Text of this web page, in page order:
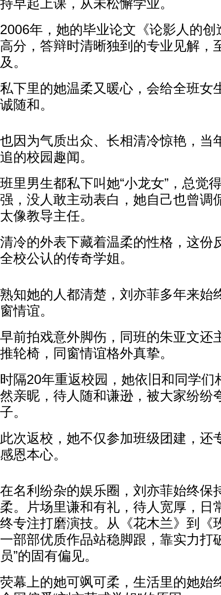
持早起上课，从未松懈学业。
2006年，她的毕业论文《论影人的
高分，答辩时清晰独到的专业见解，
及。
私下里的她温柔又暖心，会给全班女
诚随和。
也因为气质出众、长相清冷惊艳，当
追的校园趣闻。
班里男生都私下叫她“小龙女”，总觉
强，没人敢主动表白，她自己也曾调
太像教导主任。
清冷的外表下藏着温柔的性格，这份
全校公认的传奇学姐。
熟知她的人都清楚，刘亦菲多年来始
窗情谊。
早前拍戏意外脚伤，同班的朱亚文还
推轮椅，同窗情谊格外真挚。
时隔20年重返校园，她依旧和同学们
然亲昵，待人随和谦逊，被大家纷纷
子。
此次返校，她不仅参加班级团建，还
感恩本心。
在名利纷杂的娱乐圈，刘亦菲始终保
柔。片场里谦和有礼，待人宽厚，日
终专注打磨演技。从《花木兰》到《
一部部优质作品站稳脚跟，靠实力打
员”的固有偏见。
荧幕上的她可飒可柔，生活里的她始